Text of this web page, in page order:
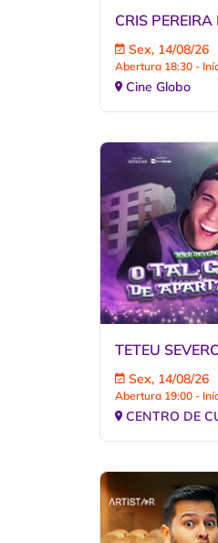
Sex, 14/08/26
Abertura 18:30 -
Cine Globo
Sex, 14/08/26
Abertura 19:00 -
CENTRO DE CULTURA